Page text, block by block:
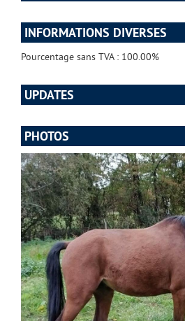
INFORMATIONS DIVERSES
Pourcentage sans TVA : 100.00%
UPDATES
PHOTOS